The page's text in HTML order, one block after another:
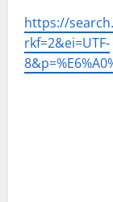
https://
rkf=2&ei=UTF-